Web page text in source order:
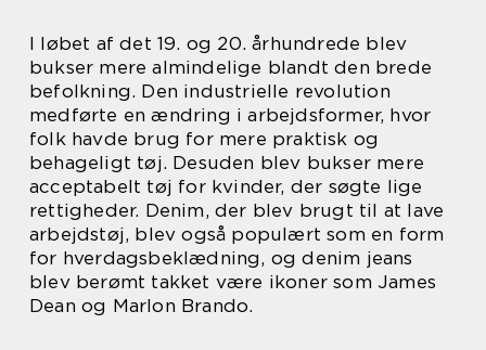
I løbet af det 19. og 20. århundrede blev
bukser mere almindelige blandt den brede
befolkning. Den industrielle revolution
medførte en ændring i arbejdsformer, hvor
folk havde brug for mere praktisk og
behageligt tøj. Desuden blev bukser mere
acceptabelt tøj for kvinder, der søgte lige
rettigheder. Denim, der blev brugt til at lave
arbejdstøj, blev også populært som en form
for hverdagsbeklædning, og denim jeans
blev berømt takket være ikoner som James
Dean og Marlon Brando.